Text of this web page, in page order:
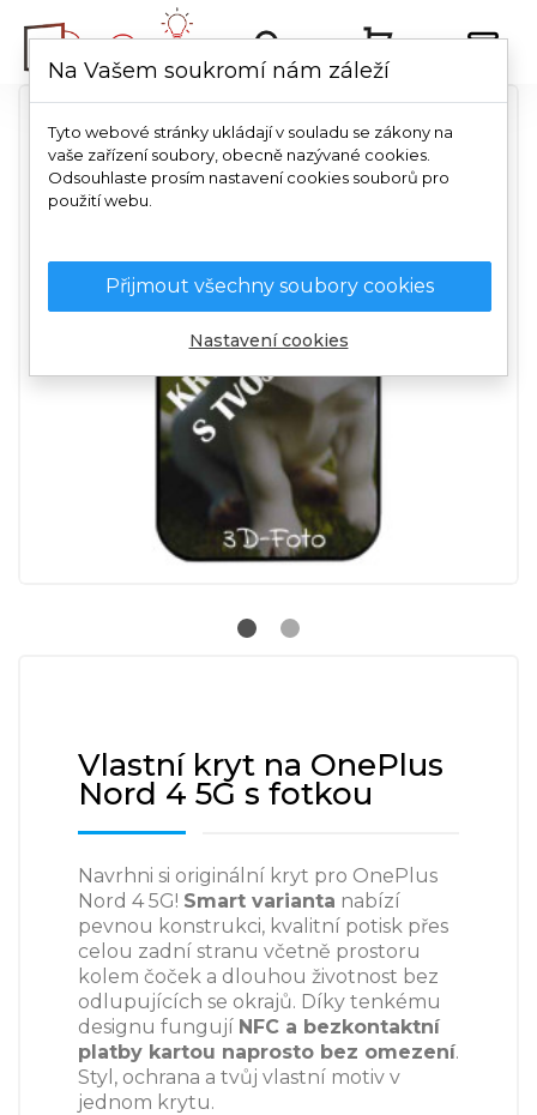
Vlastní kryt na OnePlus
Nord 4 5G s fotkou
Navrhni si originální kryt pro OnePlus
Nord 4 5G! Smart varianta nabízí
pevnou konstrukci, kvalitní potisk přes
celou zadní stranu včetně prostoru
kolem čoček a dlouhou životnost bez
odlupujících se okrajů. Díky tenkému
designu fungují NFC a bezkontaktní
platby kartou naprosto bez omezení.
Styl, ochrana a tvůj vlastní motiv v
jednom krytu.
Na Vašem soukromí nám záleží
Tyto webové stránky ukládají v souladu se zákony na
vaše zařízení soubory, obecně nazývané cookies.
Odsouhlaste prosím nastavení cookies souborů pro
použití webu.
Přijmout všechny soubory cookies
Nastavení cookies